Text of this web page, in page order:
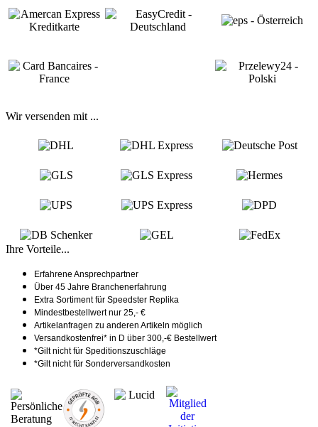
Wir versenden mit ...
Ihre Vorteile...
Erfahrene Ansprechpartner
Über 45 Jahre Branchenerfahrung
Extra Sortiment für Speedster Replika
Mindestbestellwert nur 25,- €
Artikelanfragen zu anderen Artikeln möglich
Versandkostenfrei* in D über 300,-€ Bestellwert
*Gilt nicht für Speditionszuschläge
*Gilt nicht für Sonderversandkosten